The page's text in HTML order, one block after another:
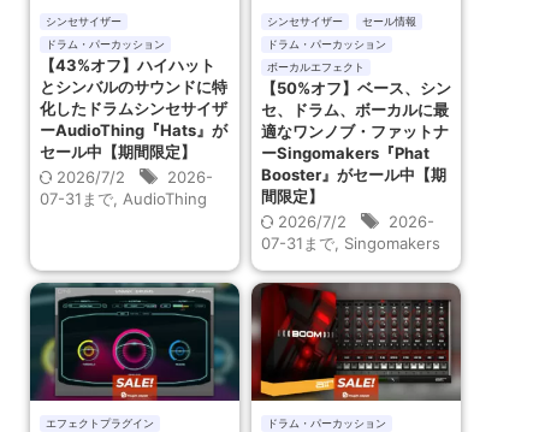
シンセサイザー
ドラム・パーカッション
【43%オフ】ハイハット
とシンバルのサウンドに特
化したドラムシンセサイザ
ーAudioThing『Hats』が
セール中【期間限定】
2026/7/2
2026-
07-31まで AudioThing
シンセサイザー
セール情報
ドラム・パーカッション
ボーカルエフェクト
【50%オフ】ベース、シン
セ、ドラム、ボーカルに最
適なワンノブ・ファットナ
ーSingomakers『Phat
Booster』がセール中【期
間限定】
2026/7/2
2026-
07-31まで Singomakers
エフェクトプラグイン
ドラム・パーカッション